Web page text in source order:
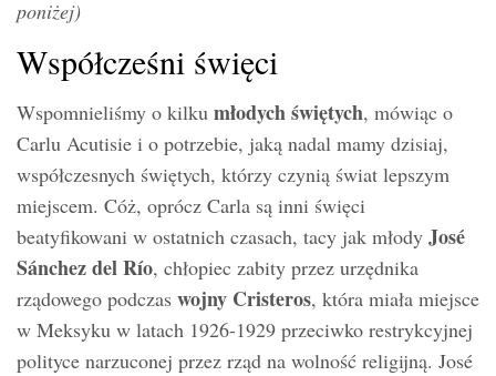
poniżej)
Współcześni święci
Wspomnieliśmy o kilku młodych świętych, mówiąc o
Carlu Acutisie i o potrzebie, jaką nadal mamy dzisiaj,
współczesnych świętych, którzy czynią świat lepszym
miejscem. Cóż, oprócz Carla są inni święci
beatyfikowani w ostatnich czasach, tacy jak młody José
Sánchez del Río, chłopiec zabity przez urzędnika
rządowego podczas wojny Cristeros, która miała miejsce
w Meksyku w latach 1926-1929 przeciwko restrykcyjnej
polityce narzuconej przez rząd na wolność religijną. José